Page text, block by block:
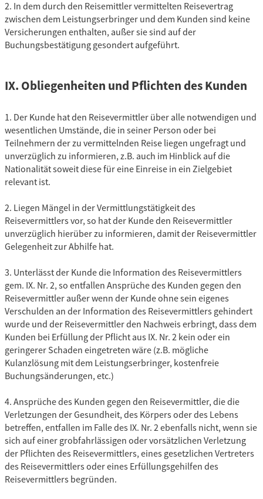
2. In dem durch den Reisemittler vermittelten Reisevertrag
zwischen dem Leistungserbringer und dem Kunden sind keine
Versicherungen enthalten, außer sie sind auf der
Buchungsbestätigung gesondert aufgeführt.
IX. Obliegenheiten und Pflichten des Kunden
1. Der Kunde hat den Reisevermittler über alle notwendigen und
wesentlichen Umstände, die in seiner Person oder bei
Teilnehmern der zu vermittelnden Reise liegen ungefragt und
unverzüglich zu informieren, z.B. auch im Hinblick auf die
Nationalität soweit diese für eine Einreise in ein Zielgebiet
relevant ist.
2. Liegen Mängel in der Vermittlungstätigkeit des
Reisevermittlers vor, so hat der Kunde den Reisevermittler
unverzüglich hierüber zu informieren, damit der Reisevermittler
Gelegenheit zur Abhilfe hat.
3. Unterlässt der Kunde die Information des Reisevermittlers
gem. IX. Nr. 2, so entfallen Ansprüche des Kunden gegen den
Reisevermittler außer wenn der Kunde ohne sein eigenes
Verschulden an der Information des Reisevermittlers gehindert
wurde und der Reisevermittler den Nachweis erbringt, dass dem
Kunden bei Erfüllung der Pflicht aus IX. Nr. 2 kein oder ein
geringerer Schaden eingetreten wäre (z.B. mögliche
Kulanzlösung mit dem Leistungserbringer, kostenfreie
Buchungsänderungen, etc.)
4. Ansprüche des Kunden gegen den Reisevermittler, die die
Verletzungen der Gesundheit, des Körpers oder des Lebens
betreffen, entfallen im Falle des IX. Nr. 2 ebenfalls nicht, wenn sie
sich auf einer grobfahrlässigen oder vorsätzlichen Verletzung
der Pflichten des Reisevermittlers, eines gesetzlichen Vertreters
des Reisevermittlers oder eines Erfüllungsgehilfen des
Reisevermittlers begründen.